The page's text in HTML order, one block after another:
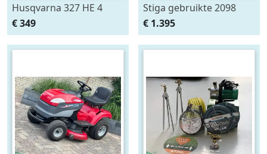
Husqvarna 327 HE 4
steelheggenschaar
lange heggenschaar op
steel
€ 349
Stiga gebruikte 2098
zitmaaier mulch 98cm
€ 1.395